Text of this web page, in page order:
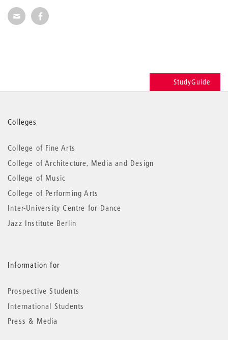
Share via E-Mail
Share on Facebook
StudyGuide
More
information
Colleges
College of Fine Arts
College of Architecture, Media and Design
College of Music
College of Performing Arts
Inter-University Centre for Dance
Jazz Institute Berlin
Information for
Prospective Students
International Students
Press & Media